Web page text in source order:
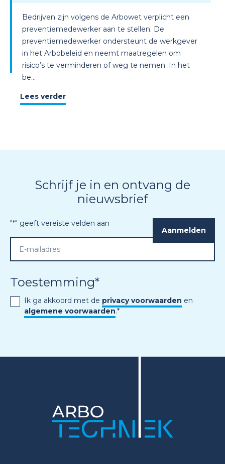
Bedrijven zijn volgens de Arbowet verplicht een
preventiemedewerker aan te stellen. De
preventiemedewerker ondersteunt de werkgever
in het Arbobeleid en neemt maatregelen om
risico’s te verminderen of weg te nemen. In het
be...
Lees verder
Schrijf je in en ontvang de
nieuwsbrief
"*" geeft vereiste velden aan
Toestemming*
Ik ga akkoord met de privacy voorwaarden en
algemene voorwaarden.*